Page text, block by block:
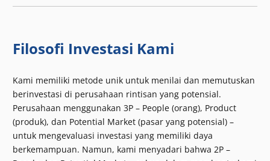
Filosofi Investasi Kami
Kami memiliki metode unik untuk menilai dan memutuskan
berinvestasi di perusahaan rintisan yang potensial.
Perusahaan menggunakan 3P – People (orang), Product
(produk), dan Potential Market (pasar yang potensial) –
untuk mengevaluasi investasi yang memiliki daya
berkemampuan. Namun, kami menyadari bahwa 2P –